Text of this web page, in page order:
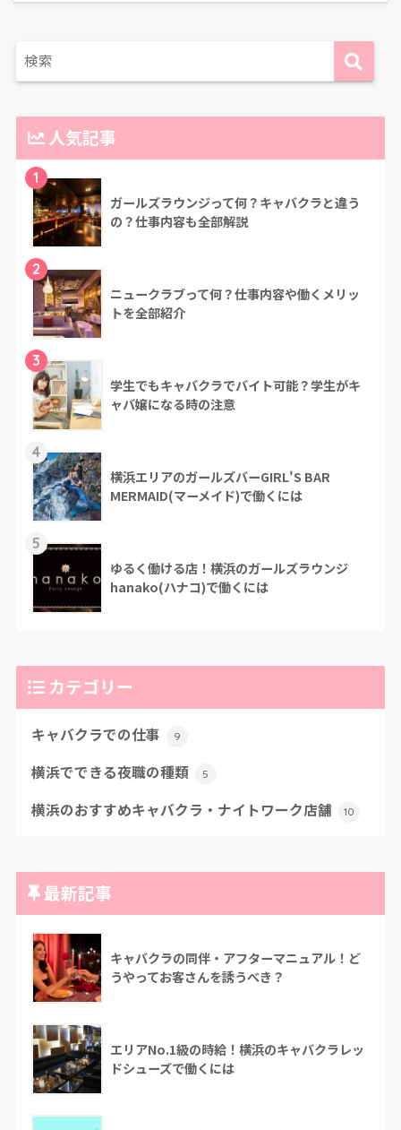
人気記事
1
ガールズラウンジって何？キャバクラと違う
の？仕事内容も全部解説
2
ニュークラブって何？仕事内容や働くメリッ
トを全部紹介
3
学生でもキャバクラでバイト可能？学生がキ
ャバ嬢になる時の注意
4
横浜エリアのガールズバーGIRL'S BAR
MERMAID(マーメイド)で働くには
5
ゆるく働ける店！横浜のガールズラウンジ
hanako(ハナコ)で働くには
カテゴリー
キャバクラでの仕事 9
横浜でできる夜職の種類 5
横浜のおすすめキャバクラ・ナイトワーク店舗 10
最新記事
キャバクラの同伴・アフターマニュアル！ど
うやってお客さんを誘うべき？
エリアNo.1級の時給！横浜のキャバクラレッ
ドシューズで働くには